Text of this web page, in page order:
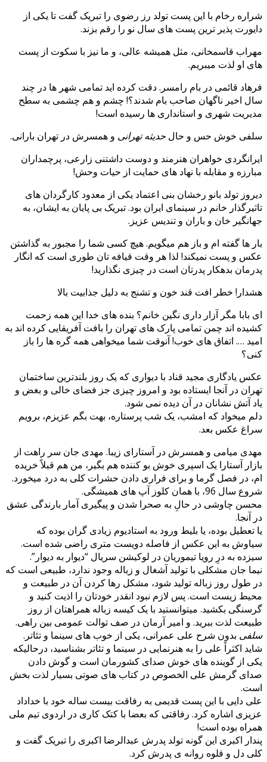
شراره رخام با این پست تولد رز رضوی را تبریک گفت تا یکی از
دایورت پذیر ترین پست های سال نو را رقم بزند.
مهراب قاسمخانی، مثل همیشه عالی، و ما نیز با سکوت از پست
های او لذت میبریم.
فرهاد قائمی در بام رامسر. دقت کرده اید تمامی شهر ها در چند
سال اخیر ناگهان صاحب بام شدند؟! چشم و هم چشمی به سطح
مدیریت شهری و استانداری ها رسیده است!
سلفی خوش حس و حال حدیثه تهرانی و همسرش در تهران بارانی.
ایرانگردی خواهران هنرمند و دوست داشتنی زارعی، پرچمداران
مبارزه و مقابله با نهاد های حمایت از حیات وحش!
دیروز تولد بانو رخشان بنی اعتماد یکی از معدود کارگردان های
تاثیرگذار خانم در سینمای ایران بود. تبریک بی پایان به ایشان، به
جهانگیر خان و باران و تندیس عزیز.
بار ها گفته ام و باز هم میگویم. هیچ کسی شما را مجبور به گذاشتن
عکس و پست نمیکند! لذا هر وقت قیافه تان طوری است که انگار
پدرمان بدهکار پدرتان است در چیزی نگذارید!
هشدار! خطر افت قند خون و تشنج به دلیل جذابیت بالا
ای بابا مگر آزار داری نگین خانم؟ بنده های خدا این همه زحمت
کشیده اند چمن تمامی پارک های تهران را بافت آفریقایی کرده اند به
امید …. اتفاق های خوب! آنوقت شما میخواهی همه گره ها را باز
کنی؟
عکس یادگاری مجید قناد با دیواری که یک روز بلندترین ساختمان
تهران در آنجا ایستاده بود و امروز چیزی جز فضای خالی و بغض و
یاد آتش نشانان در آن دیده نمی شود.
دلم میخواد که امشب، یک شب پرستاره، بهت بگم عزیزم، برویم
سراغ عکس بعد.
مهدی میامی و همسرش در آستارای زیبا. مهدی جان سر راهت از
بازار آستارا یک اسپری خوش بو کننده هم بگیر، من هم قبلاً خریده
ام، در فصل گرما و برای فراری دادن حشرات کلی به درد میخورد.
شروع سال 96، با همان کلوز آپ های همیشگی.
محسن چاوشی در حالِ به صحرا شدن و پیگیری آمار بارندگی عشق
در آنجا.
یا تعطیل بوده، یا بلیط ورود به استادیوم زیادی گران بوده که
سیاوش به این عکس از فاصله دویست متری راضی شده است.
سیزده به درِ رویا تیموریان در لوکیشن سریال “دیوار به دیوار”.
نیما جان مشکلی با تولید آشغال و زباله وجود ندارد، طبیعی است که
در طول روز زباله تولید شود، مشکل رها کردن آن در طبیعت و
محیط زیست است. پس لازم نبود انقدر خودتان را اذیت کنید و
گرسنگی بکشید. میتوانستید با یک کیسه زباله همراهتان از روز
طبیعت لذت ببرید. و امیر آرمان در صف توالت عمومی بین راهی.
سلفی بدون شرح علی عمرانی، یکی از خوب های سینما و تئاتر.
شاید اکثراً علی را به هنرنمایی در سینما و تئاتر بشناسید، درحالیکه
یکی از گوینده های خوش صدای کشورمان است و گوش دادن
صدای گرمش علی الخصوص در کتاب های صوتی بسیار لذت بخش
است.
علی دایی با این پست قدیمی به رفاقت بیست ساله خود با خداداد
عزیزی اشاره کرد. رفاقتی که بعضا با کتک کاری در اردوی تیم ملی
همراه بوده است!
پندار اکبری این گونه تولد پدرش عبدالرضا اکبری را تبریک گفت و
کلی دل و قلوه روانه ی پدرش کرد.